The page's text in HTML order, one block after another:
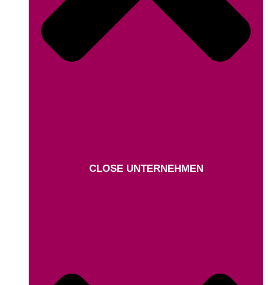
CLOSE UNTERNEHMEN